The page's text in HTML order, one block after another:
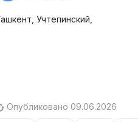
Учтепинский,
Опубликовано 09.06.2026